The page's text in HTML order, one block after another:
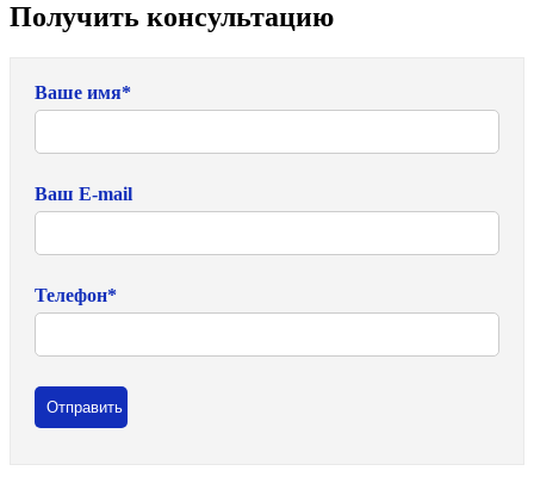
Получить консультацию
Ваше имя*
Ваш E-mail
Телефон*